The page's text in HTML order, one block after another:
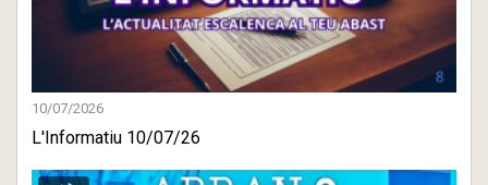
10/07/2026
L'Informatiu 10/07/26